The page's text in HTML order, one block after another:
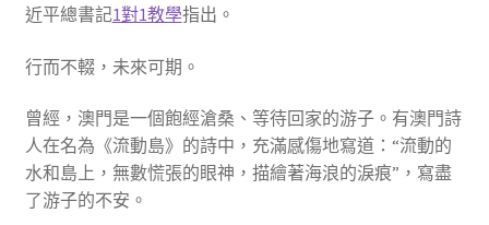
近平總書記1對1教學指出。
行而不輟，未來可期。
曾經，澳門是一個飽經滄桑、等待回家的游子。有澳門詩
人在名為《流動島》的詩中，充滿感傷地寫道：“流動的
水和島上，無數慌張的眼神，描繪著海浪的淚痕”，寫盡
了游子的不安。